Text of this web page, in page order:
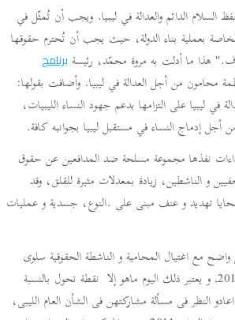
السلام الدائم والعدالة في ليبيا. ويجب أن تُمثّل في
بعملية بناء الدولة، حيث يجب أن تُحترم حقوقها
هذا ما أدلت به مروة محمّد، رئيسة برنامج
محامون من أجل العدالة في ليبيا. وأضافت بقولها:
ليبيا على التزامها بدعم جهود النساء الليبيات،
عام 2014 اعتداءات نفذها مجموعة مسلحة ضد المدافعين عن حقوق
و الناشطين، زيادة بمعدلات مثيرة للقلق، وقد
تهديد و عنف مبنى على .النوع، جسدية و عمليات
مع اغتيال المحامية و الناشطة الحقوقية سلوى
بوقعيقيص فى بنغازي عام 2014, و يعتبر ذلك اليوم ماهو إلا نقطة تحول بالنسبة
النظر فى مسألة مشاركتهن فى الشأن العام الليبى،